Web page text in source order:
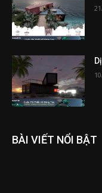
BÀI VIẾT NỔI BẬT